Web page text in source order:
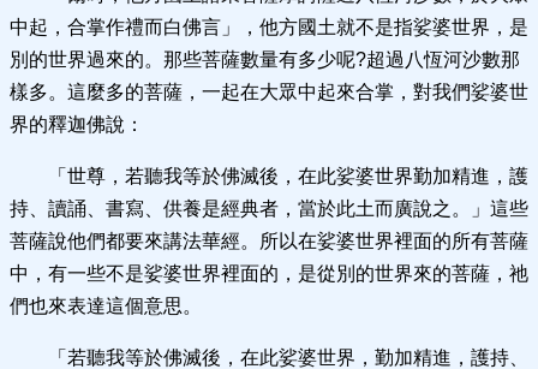
中起，合掌作禮而白佛言」，他方國土就不是指娑婆世界，是
別的世界過來的。那些菩薩數量有多少呢?超過八恆河沙數那
樣多。這麼多的菩薩，一起在大眾中起來合掌，對我們娑婆世
界的釋迦佛說：
「世尊，若聽我等於佛滅後，在此娑婆世界勤加精進，護
持、讀誦、書寫、供養是經典者，當於此土而廣說之。」這些
菩薩說他們都要來講法華經。所以在娑婆世界裡面的所有菩薩
中，有一些不是娑婆世界裡面的，是從別的世界來的菩薩，祂
們也來表達這個意思。
「若聽我等於佛滅後，在此娑婆世界，勤加精進，護持、